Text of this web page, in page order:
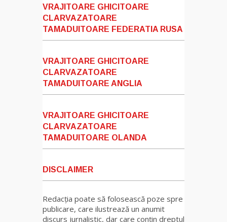
VRAJITOARE GHICITOARE
CLARVAZATOARE
TAMADUITOARE FEDERATIA RUSA
VRAJITOARE GHICITOARE
CLARVAZATOARE
TAMADUITOARE ANGLIA
VRAJITOARE GHICITOARE
CLARVAZATOARE
TAMADUITOARE OLANDA
DISCLAIMER
Redacția poate să folosească poze spre
publicare, care ilustrează un anumit
discurs jurnalistic, dar care conțin dreptul